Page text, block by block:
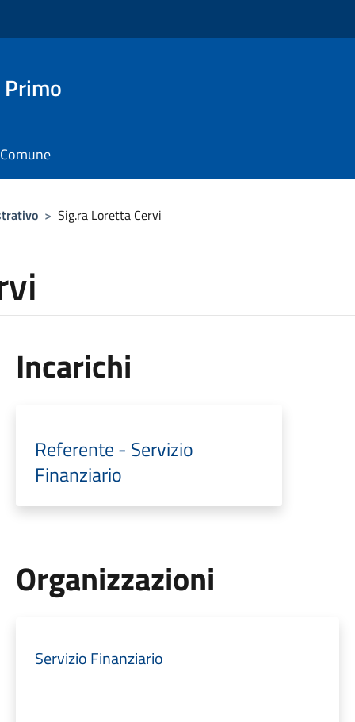
> Sig.ra Loretta Cervi
Incarichi
Referente - Servizio
Finanziario
Organizzazioni
Servizio Finanziario